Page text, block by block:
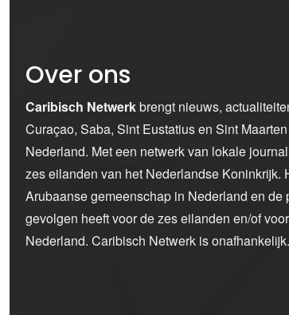
Over ons
Caribisch Netwerkbrengt nieuws,
Curaçao, Saba, Sint Eustatius en Sint
Nederland. Met een netwerk van lokale
zes eilanden van het Nederlandse Koninkrijk.
Arubaanse gemeenschap in Nederland en
gevolgen heeft voor de zes eilanden en/of
Nederland. Caribisch Netwerk is onafhankelijk.